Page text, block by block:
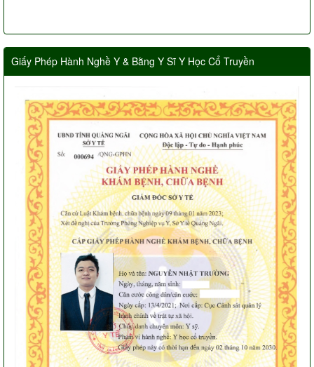
Giấy Phép Hành Nghề Y & Bằng Y Sĩ Y Học Cổ Truyền